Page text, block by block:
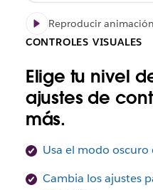
Reproducir animación
CONTROLES VISUALES
Elige tu nivel
ajustes de
más.
Usa el modo oscuro
Cambia los ajustes